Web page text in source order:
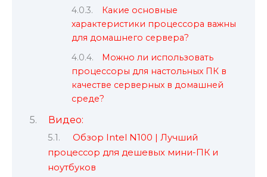
Какие основные
характеристики процессора важны
для домашнего сервера?
Можно ли использовать
процессоры для настольных ПК в
качестве серверных в домашней
среде?
Видео:
Обзор Intel N100 | Лучший
процессор для дешевых мини-ПК и
ноутбуков